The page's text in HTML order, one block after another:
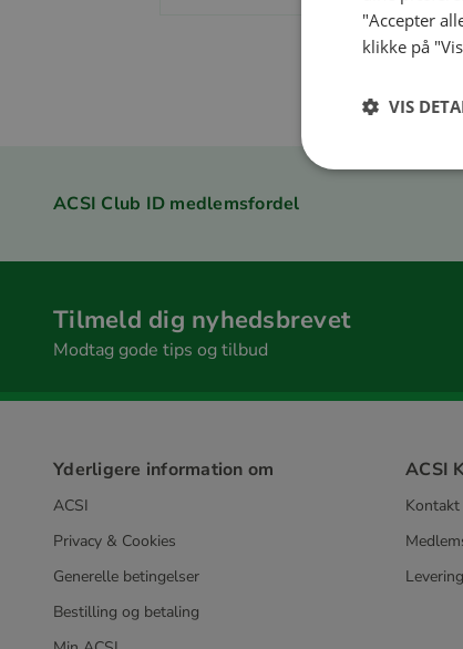
ACSI Club ID medlemsfordel
Tilmeld dig nyhedsbrevet
Modtag gode tips og tilbud
Yderligere information om
ACSI
Privacy & Cookies
Generelle betingelser
Bestilling og betaling
ACSI
"Accepter
klikke på
VIS